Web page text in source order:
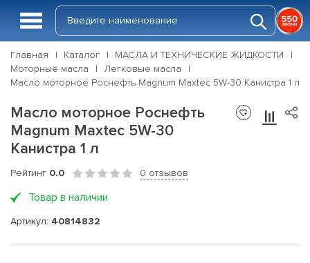
Главная Каталог
МАСЛА И ТЕХНИЧЕСКИЕ ЖИДКОСТИ
Моторные масла
Легковые масла
Масло моторное Роснефть Magnum Maxtec 5W-30 Канистра 1 л
Масло моторное Роснефть
Magnum Maxtec 5W-30
Канистра 1 л
Рейтинг 0.0 0 отзывов
Товар в наличии
Артикул: 40814832